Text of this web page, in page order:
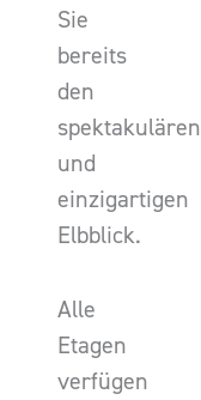
Sie
bereits
den
spektakulären
und
einzigartigen
Elbblick.
Alle
Etagen
verfügen